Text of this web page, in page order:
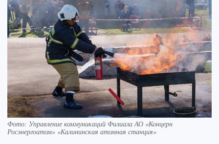
Фото: Управление коммуникаций Филиала АО «Концерн
Росэнергоатом» «Калининская атомная станция»